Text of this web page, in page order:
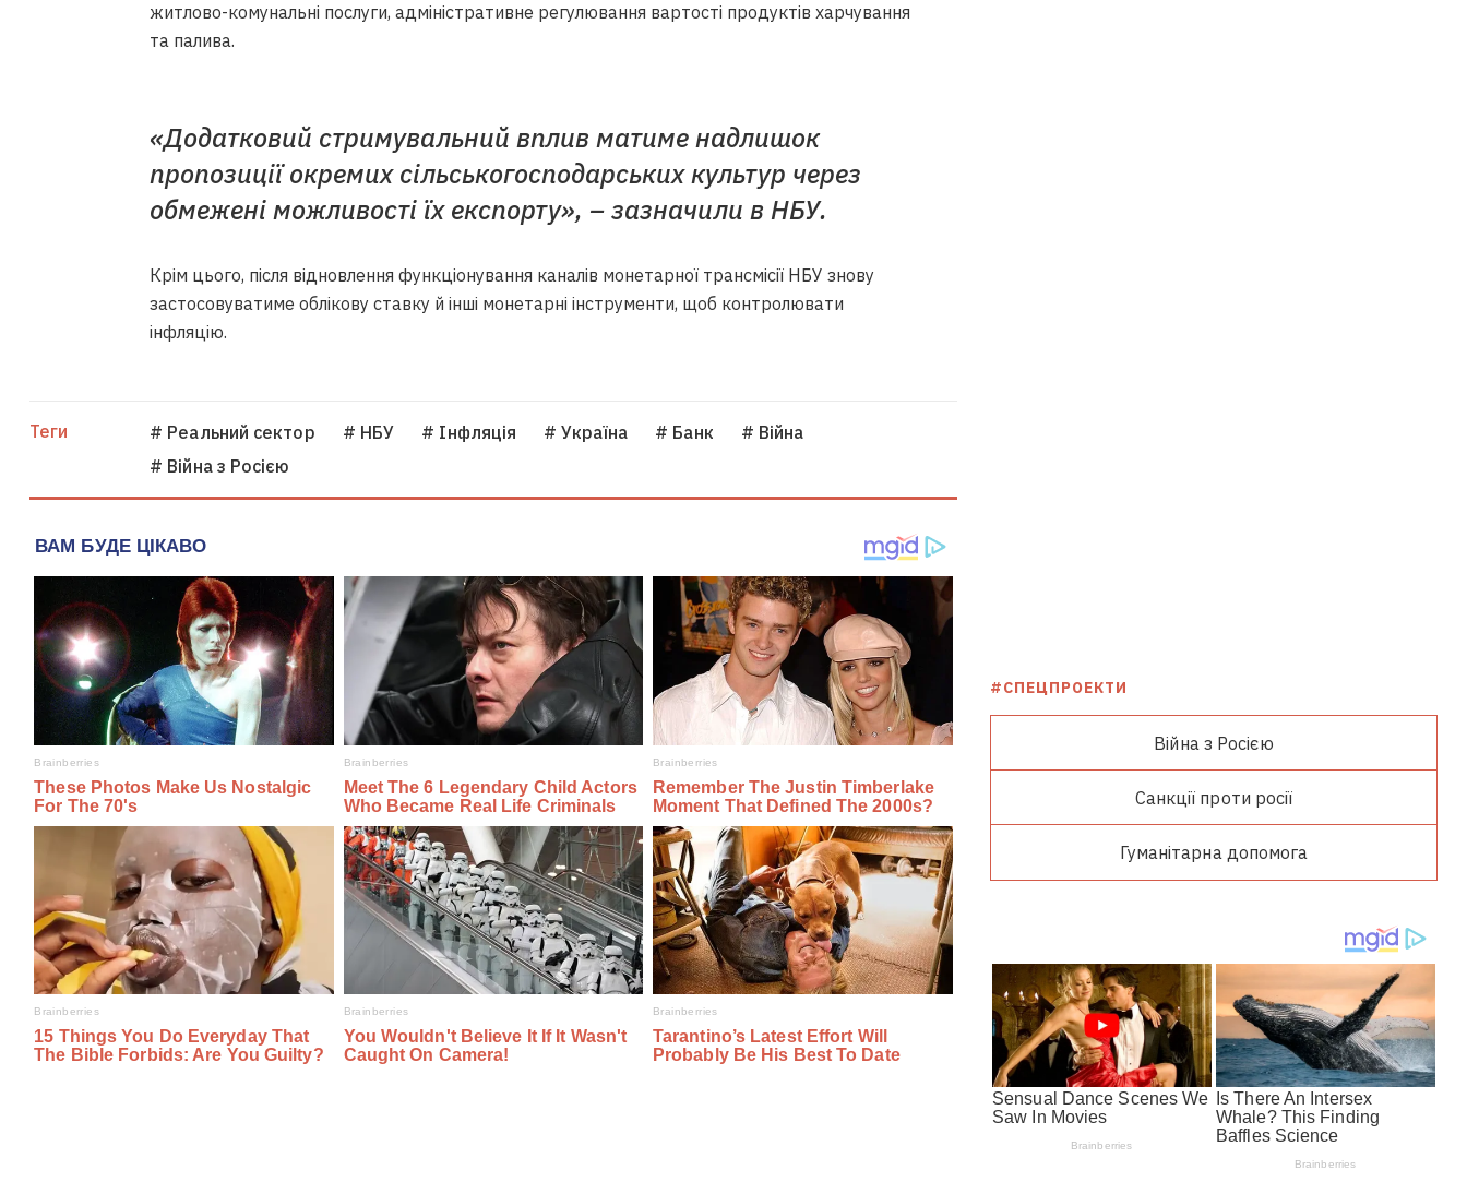
житлово-комунальні послуги, адміністративне регулювання вартості продуктів харчування
та палива.
«Додатковий стримувальний вплив матиме надлишок
пропозиції окремих сільськогосподарських культур через
обмежені можливості їх експорту», – зазначили в НБУ.
Крім цього, після відновлення функціонування каналів монетарної трансмісії НБУ знову
застосовуватиме облікову ставку й інші монетарні інструменти, щоб контролювати
інфляцію.
Теги # Реальний сектор # НБУ # Інфляція # Україна # Банк
# Війна
# Війна з Росією
#СПЕЦПРОЕКТИ
Війна з Росією
Санкції проти росії
Гуманітарна допомога